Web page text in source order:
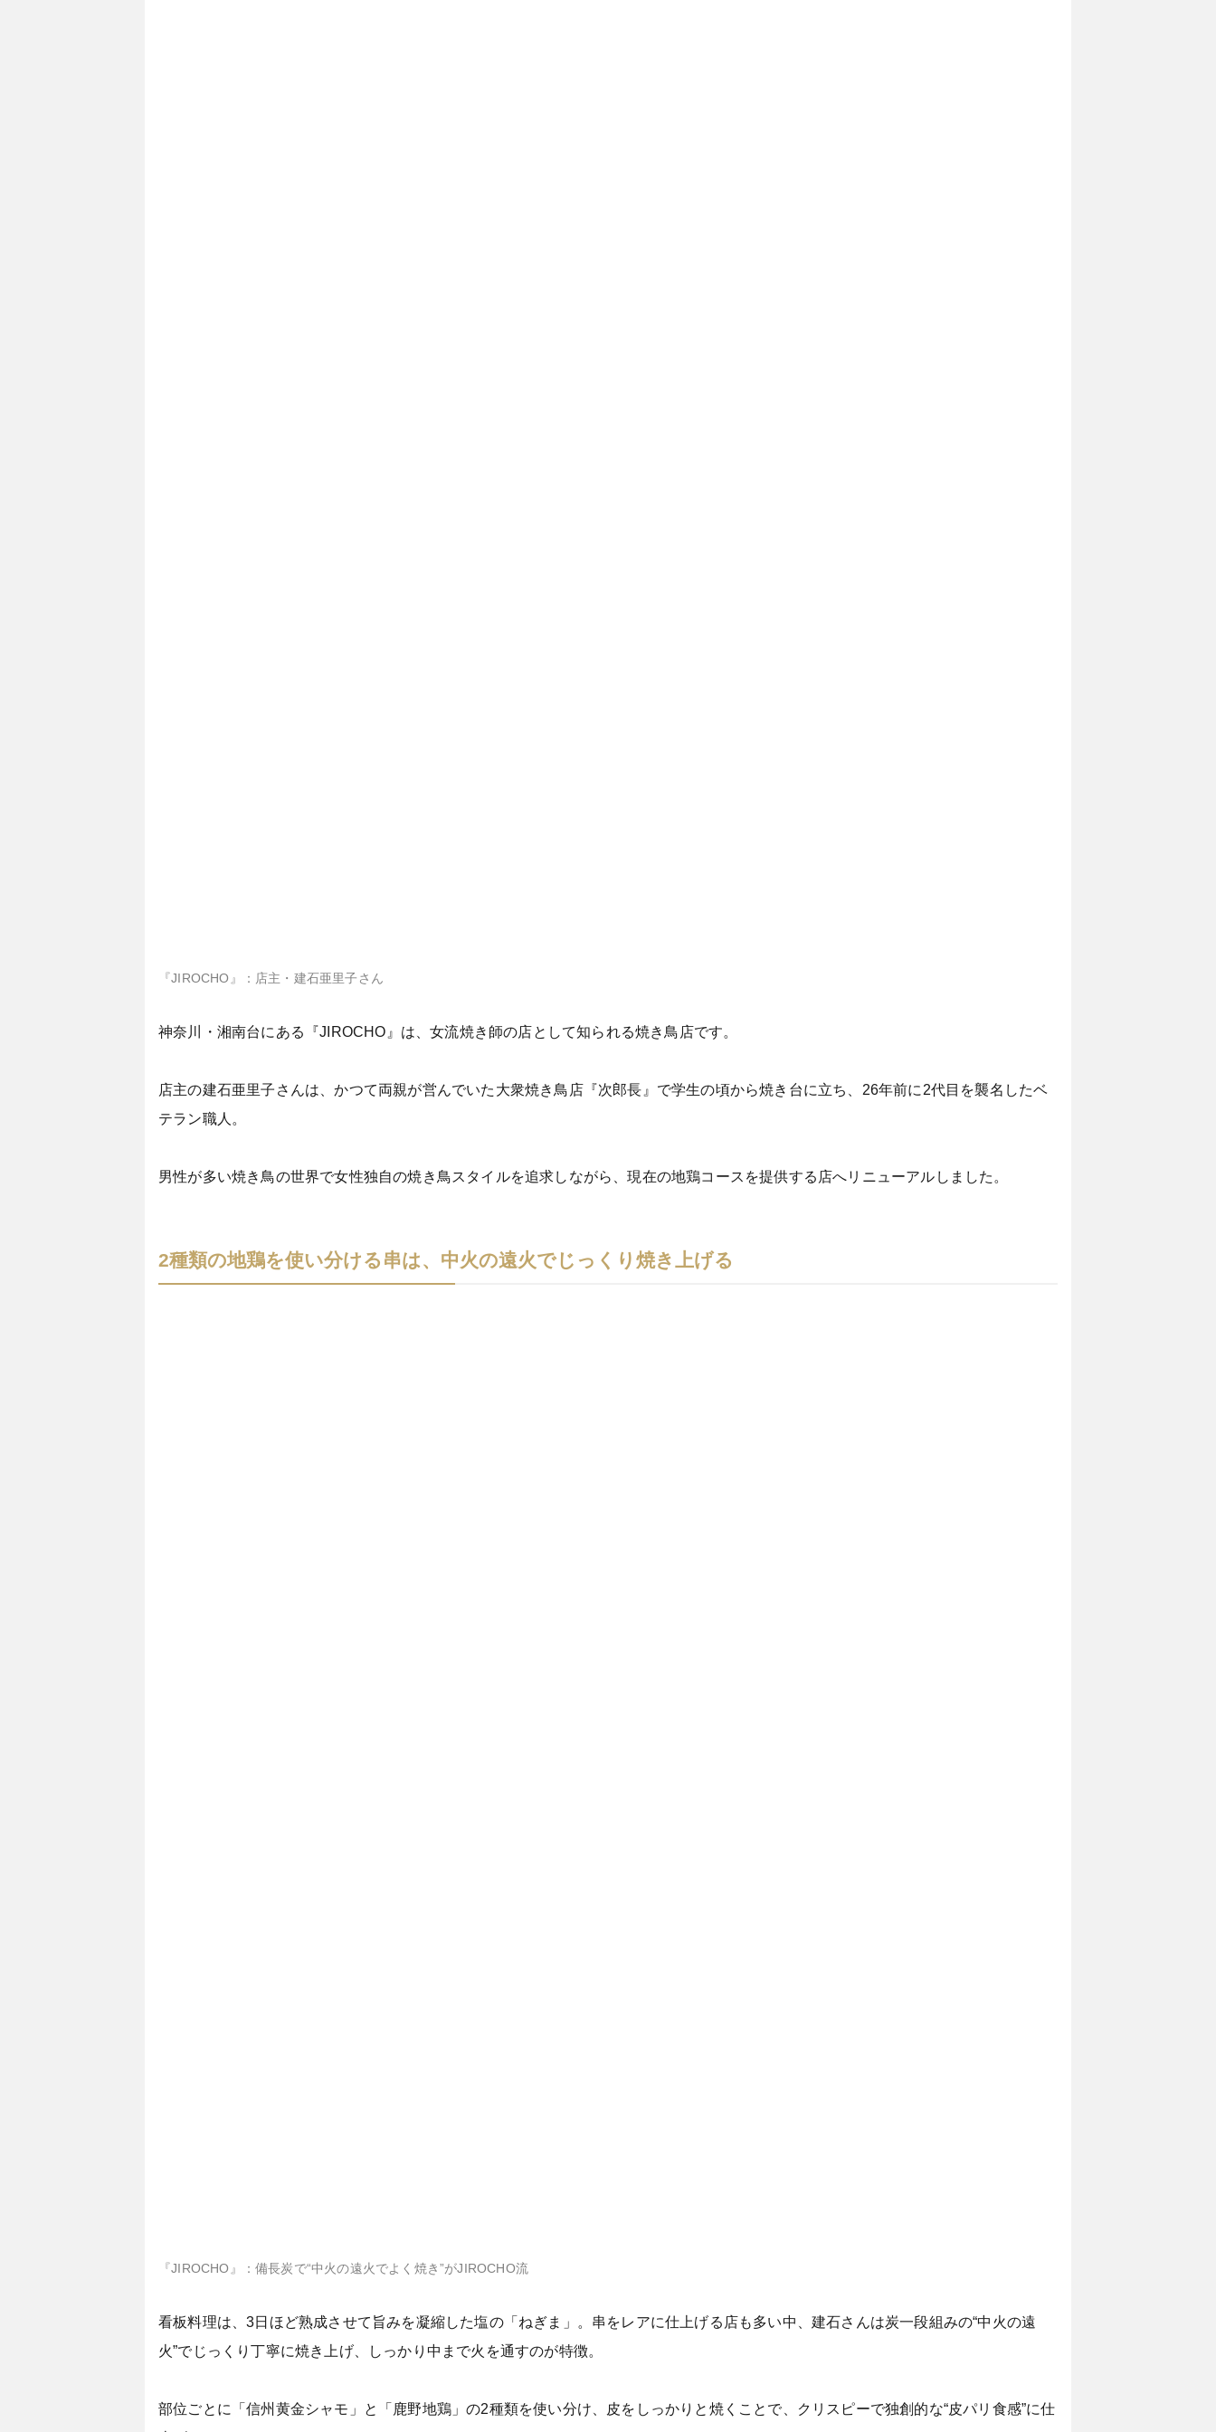
『JIROCHO』：店主・建石亜里子さん
神奈川・湘南台にある『JIROCHO』は、女流焼き師の店として知られる焼き鳥店です。
店主の建石亜里子さんは、かつて両親が営んでいた大衆焼き鳥店『次郎長』で学生の頃から焼き台に立ち、26年前に2代目を襲名したベ
テラン職人。
男性が多い焼き鳥の世界で女性独自の焼き鳥スタイルを追求しながら、現在の地鶏コースを提供する店へリニューアルしました。
2種類の地鶏を使い分ける串は、中火の遠火でじっくり焼き上げる
『JIROCHO』：備長炭で“中火の遠火でよく焼き”がJIROCHO流
看板料理は、3日ほど熟成させて旨みを凝縮した塩の「ねぎま」。串をレアに仕上げる店も多い中、建石さんは炭一段組みの“中火の遠
火”でじっくり丁寧に焼き上げ、しっかり中まで火を通すのが特徴。
部位ごとに「信州黄金シャモ」と「鹿野地鶏」の2種類を使い分け、皮をしっかりと焼くことで、クリスピーで独創的な“皮パリ食感”に仕